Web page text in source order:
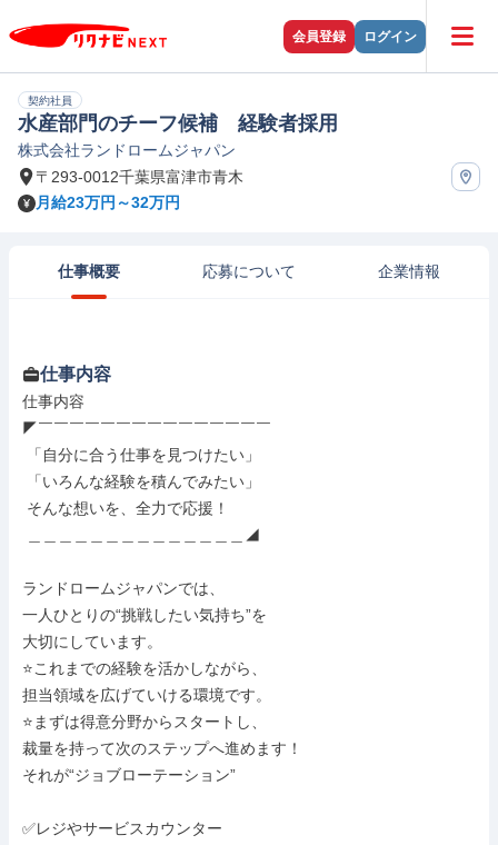
会員登録 ログイン
契約社員
水産部門のチーフ候補 経験者採用
株式会社ランドロームジャパン
〒293-0012千葉県富津市青木
月給23万円～32万円
仕事概要 応募について 企業情報
仕事内容
仕事内容
◤￣￣￣￣￣￣￣￣￣￣￣￣￣￣￣
ランドロームジャパンでは、
一人ひとりの“挑戦したい気持ち”を
大切にしています。
⭐これまでの経験を活かしながら、
担当領域を広げていける環境です。
⭐まずは得意分野からスタートし、
裁量を持って次のステップへ進めます！
それが“ジョブローテーション”
✅レジやサービスカウンター